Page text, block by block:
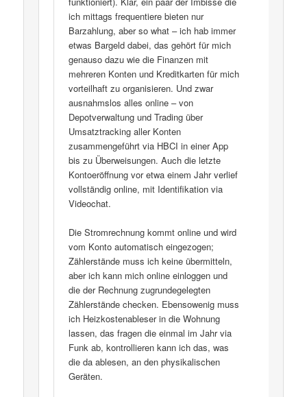
ich mittags frequentiere bieten nur
Barzahlung, aber so what – ich hab immer
etwas Bargeld dabei, das gehört für mich
genauso dazu wie die Finanzen mit
mehreren Konten und Kreditkarten für mich
vorteilhaft zu organisieren. Und zwar
ausnahmslos alles online – von
Depotverwaltung und Trading über
Umsatztracking aller Konten
zusammengeführt via HBCI in einer App
bis zu Überweisungen. Auch die letzte
Kontoeröffnung vor etwa einem Jahr verlief
vollständig online, mit Identifikation via
Videochat.
Die Stromrechnung kommt online und wird
vom Konto automatisch eingezogen;
Zählerstände muss ich keine übermitteln,
aber ich kann mich online einloggen und
die der Rechnung zugrundegelegten
Zählerstände checken. Ebensowenig muss
ich Heizkostenableser in die Wohnung
lassen, das fragen die einmal im Jahr via
Funk ab, kontrollieren kann ich das, was
die da ablesen, an den physikalischen
Geräten.